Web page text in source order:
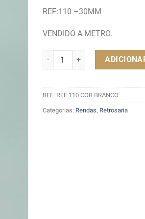
REF:110 –30MM
VENDIDO A METRO.
Quantidade de RENDA
REF: REF:110 COR BRANCO
Categorias: Rendas, Retrosaria